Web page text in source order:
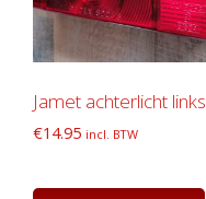
Jamet achterlicht links
€14.95 incl. BTW